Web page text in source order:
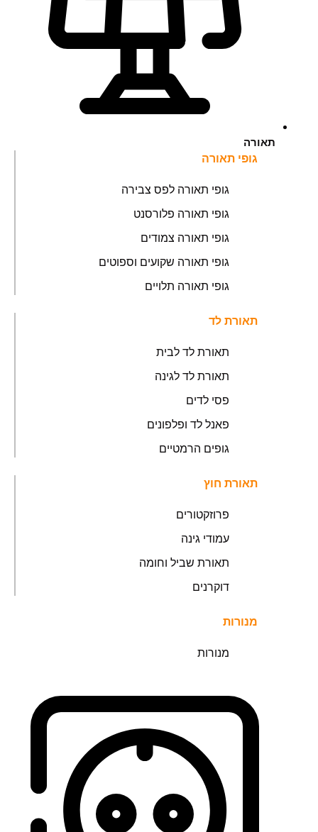
תאורה
גופי תאורה
גופי תאורה לפס צבירה
גופי תאורה פלורסנט
גופי תאורה צמודים
גופי תאורה שקועים וספוטים
גופי תאורה תלויים
תאורת לד
תאורת לד לבית
תאורת לד לגינה
פסי לדים
פאנל לד ופלפונים
גופים הרמטיים
תאורת חוץ
פרוזקטורים
עמודי גינה
תאורת שביל וחומה
דוקרנים
מנורות
מנורות